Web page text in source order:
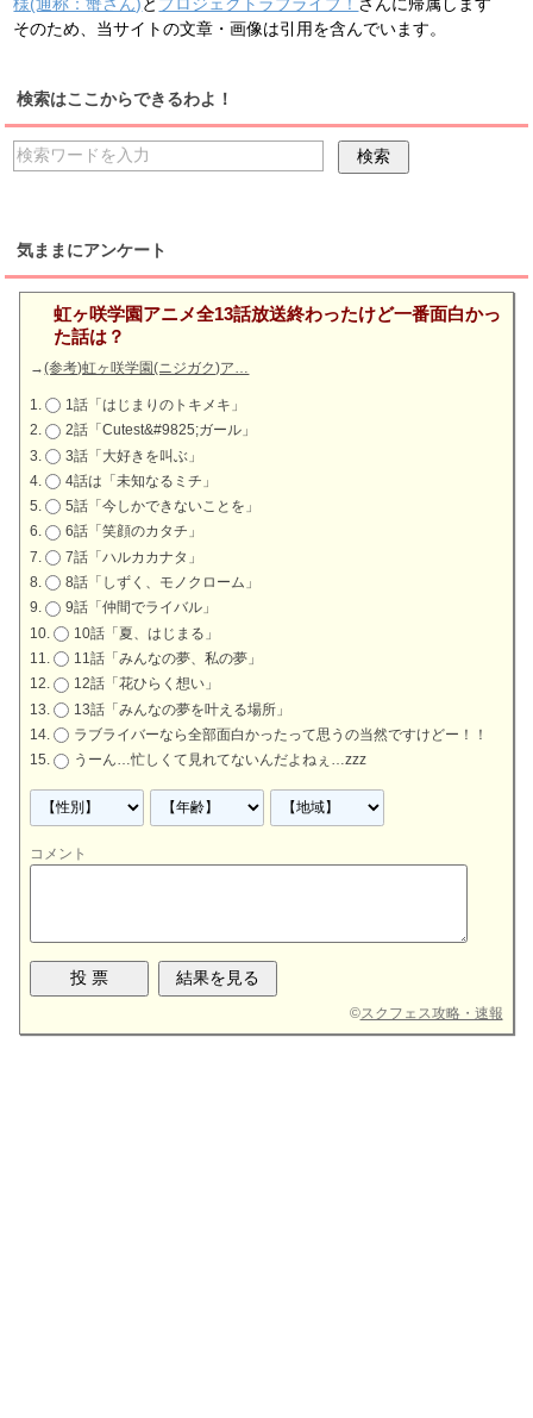
そのため、当サイトの文章・画像は引用を含んでいます。
検索はここからできるわよ！
気ままにアンケート
虹ヶ咲学園アニメ全13話放送終わったけど一番面白かっ
た話は？
→(参考)虹ヶ咲学園(ニジガク)ア…
1話「はじまりのトキメキ」
2話「Cutest&#9825;ガール」
3話「大好きを叫ぶ」
4話は「未知なるミチ」
5話「今しかできないことを」
6話「笑顔のカタチ」
7話「ハルカカナタ」
8話「しずく、モノクローム」
9話「仲間でライバル」
10話「夏、はじまる」
11話「みんなの夢、私の夢」
12話「花ひらく想い」
13話「みんなの夢を叶える場所」
ラブライバーなら全部面白かったって思うの当然ですけどー！！
うーん…忙しくて見れてないんだよねぇ…zzz
コメント
©スクフェス攻略・速報